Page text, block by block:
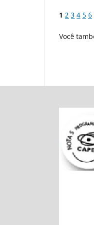
1 2 3 4 5 6
Você